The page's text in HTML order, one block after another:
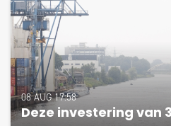
08 AUG 17:58
Deze investering van